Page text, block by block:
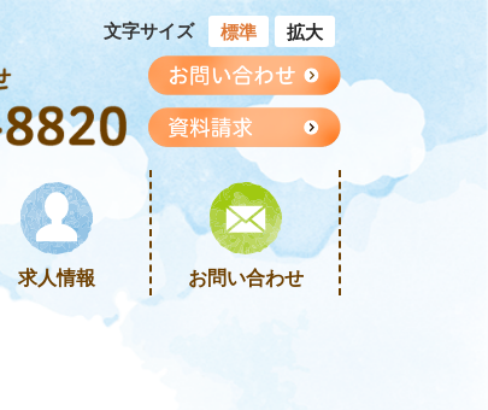
文字サイズ 標準 拡大
求人情報 お問い合わせ